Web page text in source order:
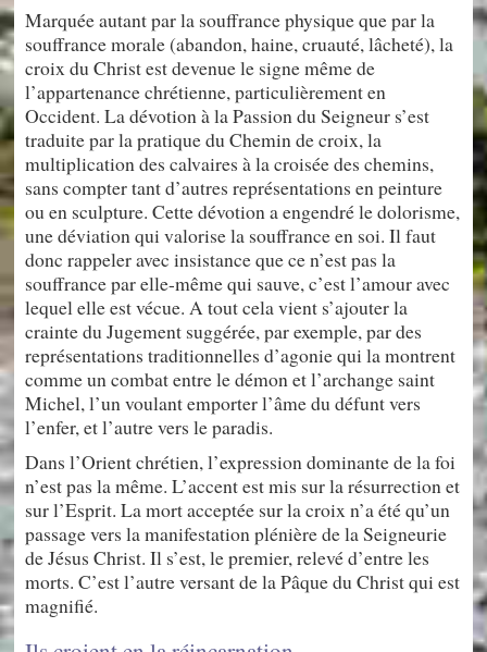
Marquée autant par la souffrance physique que par la
souffrance morale (abandon, haine, cruauté, lâcheté), la
croix du Christ est devenue le signe même de
l’appartenance chrétienne, particulièrement en
Occident. La dévotion à la Passion du Seigneur s’est
traduite par la pratique du Chemin de croix, la
multiplication des calvaires à la croisée des chemins,
sans compter tant d’autres représentations en peinture
ou en sculpture. Cette dévotion a engendré le dolorisme,
une déviation qui valorise la souffrance en soi. Il faut
donc rappeler avec insistance que ce n’est pas la
souffrance par elle-même qui sauve, c’est l’amour avec
lequel elle est vécue. A tout cela vient s’ajouter la
crainte du Jugement suggérée, par exemple, par des
représentations traditionnelles d’agonie qui la montrent
comme un combat entre le démon et l’archange saint
Michel, l’un voulant emporter l’âme du défunt vers
l’enfer, et l’autre vers le paradis.
Dans l’Orient chrétien, l’expression dominante de la foi
n’est pas la même. L’accent est mis sur la résurrection et
sur l’Esprit. La mort acceptée sur la croix n’a été qu’un
passage vers la manifestation plénière de la Seigneurie
de Jésus Christ. Il s’est, le premier, relevé d’entre les
morts. C’est l’autre versant de la Pâque du Christ qui est
magnifié.